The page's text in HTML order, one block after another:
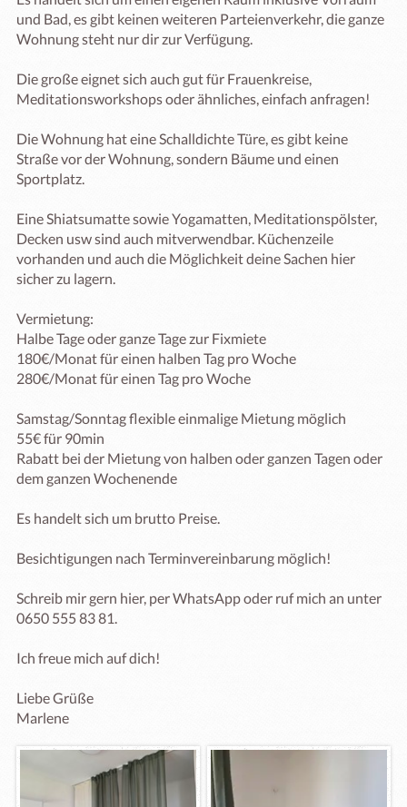
und Bad, es gibt keinen weiteren Parteienverkehr, die ganze
Wohnung steht nur dir zur Verfügung.
Die große eignet sich auch gut für Frauenkreise,
Meditationsworkshops oder ähnliches, einfach anfragen!
Die Wohnung hat eine Schalldichte Türe, es gibt keine
Straße vor der Wohnung, sondern Bäume und einen
Sportplatz.
Eine Shiatsumatte sowie Yogamatten, Meditationspölster,
Decken usw sind auch mitverwendbar. Küchenzeile
vorhanden und auch die Möglichkeit deine Sachen hier
sicher zu lagern.
Vermietung:
Halbe Tage oder ganze Tage zur Fixmiete
180€/Monat für einen halben Tag pro Woche
280€/Monat für einen Tag pro Woche
Samstag/Sonntag flexible einmalige Mietung möglich
55€ für 90min
Rabatt bei der Mietung von halben oder ganzen Tagen oder
dem ganzen Wochenende
Es handelt sich um brutto Preise.
Besichtigungen nach Terminvereinbarung möglich!
Schreib mir gern hier, per WhatsApp oder ruf mich an unter
0650 555 83 81.
Ich freue mich auf dich!
Liebe Grüße
Marlene